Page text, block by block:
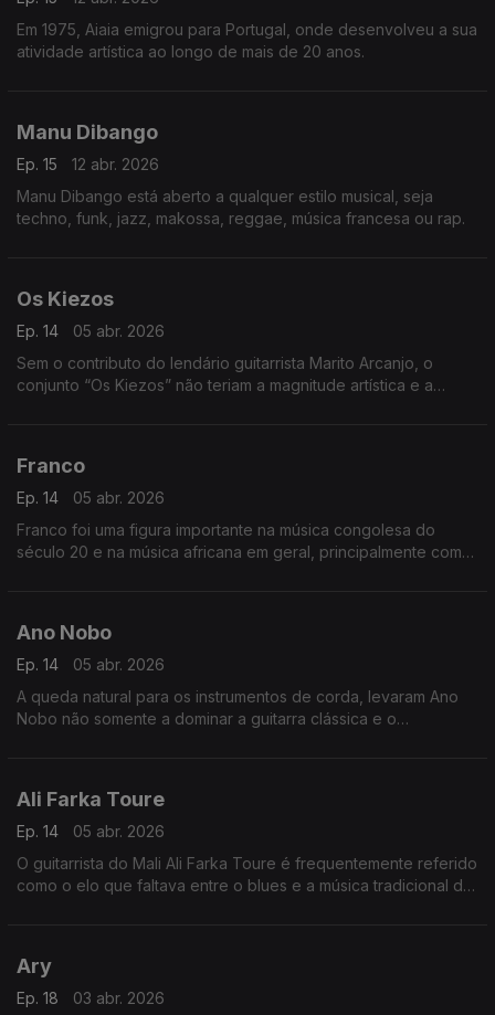
Em 1975, Aiaia emigrou para Portugal, onde desenvolveu a sua
atividade artística ao longo de mais de 20 anos.
Manu Dibango
Ep. 15
12 abr. 2026
Manu Dibango está aberto a qualquer estilo musical, seja
techno, funk, jazz, makossa, reggae, música francesa ou rap.
Os Kiezos
Ep. 14
05 abr. 2026
Sem o contributo do lendário guitarrista Marito Arcanjo, o
conjunto “Os Kiezos” não teriam a magnitude artística e a
Franco
Ep. 14
05 abr. 2026
Franco foi uma figura importante na música congolesa do
século 20 e na música africana em geral, principalmente como
Ano Nobo
Ep. 14
05 abr. 2026
A queda natural para os instrumentos de corda, levaram Ano
Nobo não somente a dominar a guitarra clássica e o
Ali Farka Toure
Ep. 14
05 abr. 2026
O guitarrista do Mali Ali Farka Toure é frequentemente referido
como o elo que faltava entre o blues e a música tradicional da
Ary
Ep. 18
03 abr. 2026